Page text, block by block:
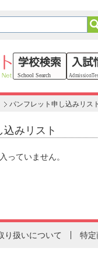
パンフレット申し込みリス
みリスト
っていません。
り扱いについて 特定